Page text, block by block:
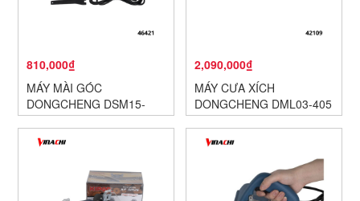
810,000₫
MÁY MÀI GÓC
DONGCHENG DSM15-
100B
2,090,000₫
MÁY CƯA XÍCH
DONGCHENG DML03-405